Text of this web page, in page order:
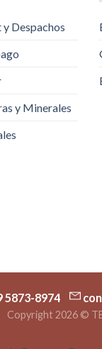
Despachos
y Minerales
5873-8974
Copyright 2026 ©